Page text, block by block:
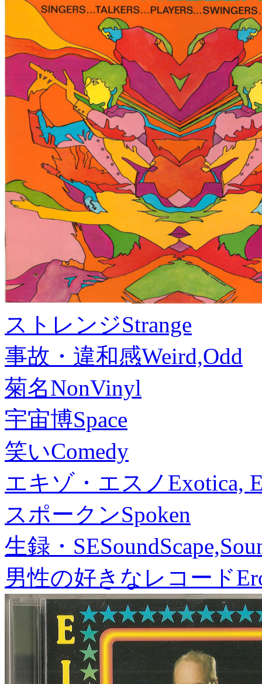
ストレンジStrange
事故・違和感Weird,Odd
菊名NonVinyl
宇宙博Space
笑いComedy
エキゾ・エスノ Exotica,
スポークンSpoken
生録・SE
男性の好きなレコード